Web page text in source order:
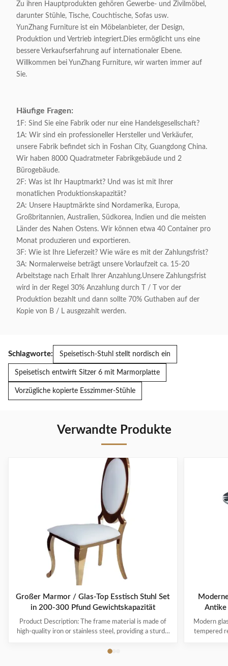
Zu ihren Hauptprodukten gehören Gewerbe- und Zivilmöbel,
darunter Stühle, Tische, Couchtische, Sofas usw.
YunZhang Furniture ist ein Möbelanbieter, der Design,
Produktion und Vertrieb integriert.Dies ermöglicht uns eine
bessere Verkaufserfahrung auf internationaler Ebene.
Willkommen bei YunZhang Furniture, wir warten immer auf
Sie.
Häufige Fragen:
1F: Sind Sie eine Fabrik oder nur eine Handelsgesellschaft?
1A: Wir sind ein professioneller Hersteller und Verkäufer,
unsere Fabrik befindet sich in Foshan City, Guangdong China.
Wir haben 8000 Quadratmeter Fabrikgebäude und 2
Bürogebäude.
2F: Was ist Ihr Hauptmarkt? Und was ist mit Ihrer
monatlichen Produktionskapazität?
2A: Unsere Hauptmärkte sind Nordamerika, Europa,
Großbritannien, Australien, Südkorea, Indien und die meisten
Länder des Nahen Ostens. Wir können etwa 40 Container pro
Monat produzieren und exportieren.
3F: Wie ist Ihre Lieferzeit? Wie wäre es mit der Zahlungsfrist?
3A: Normalerweise beträgt unsere Vorlaufzeit ca. 15-20
Arbeitstage nach Erhalt Ihrer Anzahlung.Unsere Zahlungsfrist
wird in der Regel 30% Anzahlung durch T / T vor der
Produktion bezahlt und dann sollte 70% Guthaben auf der
Kopie von B / L ausgezahlt werden.
Schlagworte: Speisetisch-Stuhl stellt nordisch ein
Speisetisch entwirft Sitzer 6 mit Marmorplatte
Vorzügliche kopierte Esszimmer-Stühle
Verwandte Produkte
Großer Marmor / Glas-Top Esstisch Stuhl Set
in 200-300 Pfund Gewichtskapazität
Product Description: The frame material is made of
high-quality iron or stainless steel, providing a sturdy
chair will last for years to come, withstanding daily
Antike
Modern
tempered